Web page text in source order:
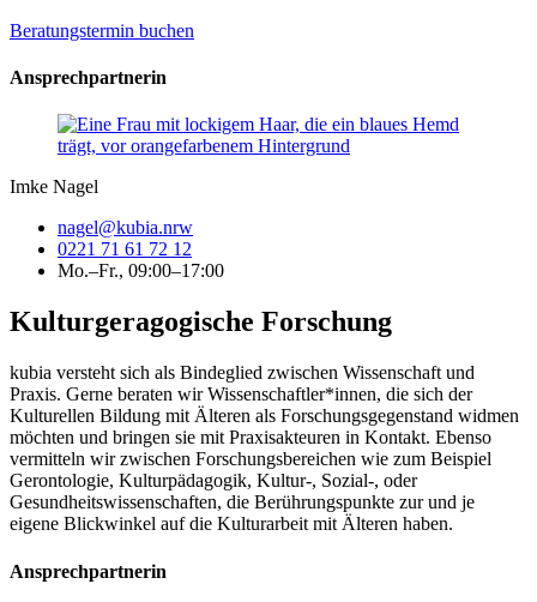
Beratungstermin buchen
Ansprechpartnerin
Imke Nagel
nagel@kubia.nrw
0221 71 61 72 12
Mo.–Fr., 09:00–17:00
Kulturgeragogische Forschung
kubia versteht sich als Bindeglied zwischen Wissenschaft und
Praxis. Gerne beraten wir Wissenschaftler*innen, die sich der
Kulturellen Bildung mit Älteren als Forschungsgegenstand widmen
möchten und bringen sie mit Praxisakteuren in Kontakt. Ebenso
vermitteln wir zwischen Forschungsbereichen wie zum Beispiel
Gerontologie, Kulturpädagogik, Kultur-, Sozial-, oder
Gesundheitswissenschaften, die Berührungspunkte zur und je
eigene Blickwinkel auf die Kulturarbeit mit Älteren haben.
Ansprechpartnerin